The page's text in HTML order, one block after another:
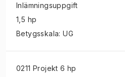
Inlämningsuppgift
1,5 hp
Betygsskala: UG
0211 Projekt 6 hp